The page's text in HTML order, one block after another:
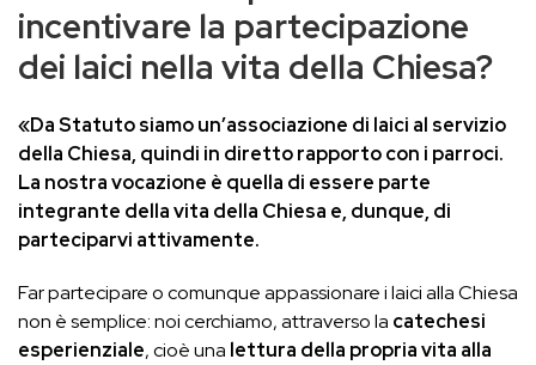
incentivare la partecipazione
dei laici nella vita della Chiesa?
«Da Statuto siamo un’associazione di laici al servizio
della Chiesa, quindi in diretto rapporto con i parroci.
La nostra vocazione è quella di essere parte
integrante della vita della Chiesa e, dunque, di
parteciparvi attivamente.
Far partecipare o comunque appassionare i laici alla Chiesa
non è semplice: noi cerchiamo, attraverso la catechesi
esperienziale, cioè una lettura della propria vita alla